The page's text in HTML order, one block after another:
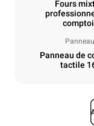
Fours
Panneau
Panneau de
tactile